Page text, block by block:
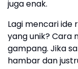
juga enak.
Lagi mencari ide
yang unik? Cara
gampang. Jika
hambar dan